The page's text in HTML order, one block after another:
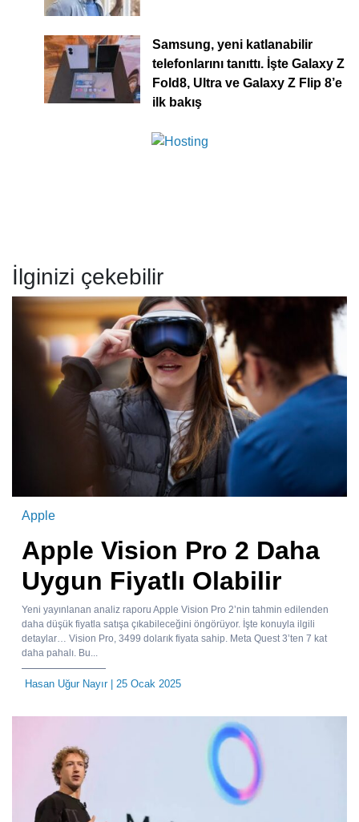
Samsung, yeni katlanabilir
telefonlarını tanıttı. İşte Galaxy Z
Fold8, Ultra ve Galaxy Z Flip 8’e
ilk bakış
İlginizi çekebilir
Apple
Apple Vision Pro 2 Daha
Uygun Fiyatlı Olabilir
Yeni yayınlanan analiz raporu Apple Vision Pro 2’nin tahmin edilenden
daha düşük fiyatla satışa çıkabileceğini öngörüyor. İşte konuyla ilgili
detaylar… Vision Pro, 3499 dolarık fiyata sahip. Meta Quest 3’ten 7 kat
daha pahalı. Bu...
Hasan Uğur Nayır| 25 Ocak 2025